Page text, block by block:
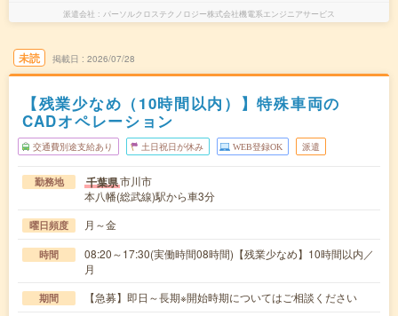
派遣会社 パーソルクロステクノロジー株式会社機電系エンジニアサービス
未読 掲載日 2026/07/28
【残業少なめ（10時間以内）】特殊車両の
CADオペレーション
交通費別途支給あり 土日祝日が休み WEB登録OK 派遣
勤務地 千葉県市川市
本八幡(総武線)駅から車3分
曜日頻度 月～金
時間
08:20～17:30(実働時間08時間)【残業少なめ】10時間以内／
月
期間 【急募】即日～長期※開始時期についてはご相談ください